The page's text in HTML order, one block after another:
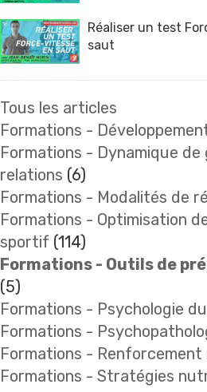
Réaliser un test
saut
Tous les articles
Formations -
Formations - Dynamique
relations (6)
Formations - Modalités de
Formations - Optimisation
sportif (114)
Formations - Outils de
(5)
Formations - Psychologie
Formations -
Formations - Renforcement
Formations - Stratégies